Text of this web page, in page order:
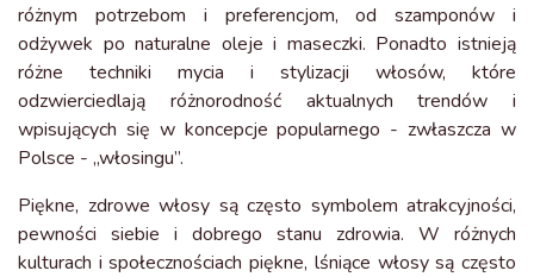
różnym potrzebom i preferencjom, od szamponów i
odżywek po naturalne oleje i maseczki. Ponadto istnieją
różne techniki mycia i stylizacji włosów, które
odzwierciedlają różnorodność aktualnych trendów i
wpisujących się w koncepcje popularnego - zwłaszcza w
Polsce - „włosingu”.
Piękne, zdrowe włosy są często symbolem atrakcyjności,
pewności siebie i dobrego stanu zdrowia. W różnych
kulturach i społecznościach piękne, lśniące włosy są często